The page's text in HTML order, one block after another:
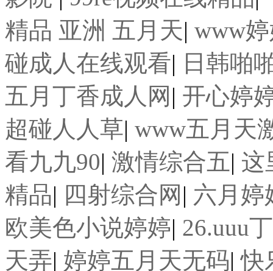
精品 亚洲 五月天| www
碰成人在线观看| 日韩啪
五月丁香成人网 | 开心婷
超碰人人草| www五月天
看九九90| 激情综合五| 这
精品| 四射综合网 | 六月婷
欧美色小说婷婷| 26.uuu
天弄| 婷婷五月天无码|快